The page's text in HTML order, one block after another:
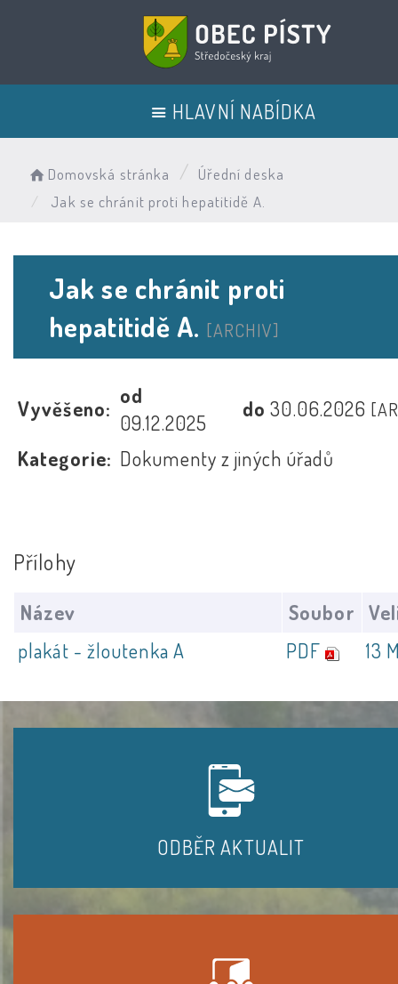
HLAVNÍ NABÍDKA
Domovská stránka
Úřední deska
Jak se chránit proti hepatitidě A.
Jak se chránit proti
hepatitidě A. [ARCHIV]
Vyvěšeno:
od
09.12.2025
do30.06.2026
Kategorie: Dokumenty z jiných úřadů
Přílohy
Název Soubor
plakát - žloutenka A
PDF 13
ODBĚR AKTUALIT